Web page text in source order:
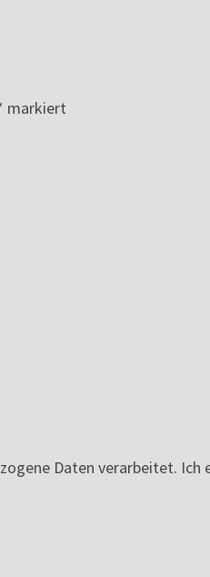
markiert
Daten verarbeitet.